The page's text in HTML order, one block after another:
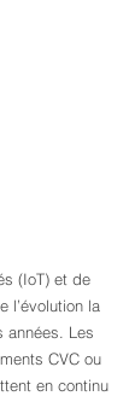
(IoT) et de
l’évolution la
années. Les
CVC ou
en continu